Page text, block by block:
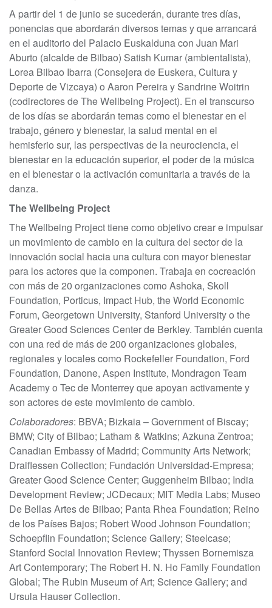
A partir del 1 de junio se sucederán, durante tres días,
ponencias que abordarán diversos temas y que arrancará
en el auditorio del Palacio Euskalduna con Juan Mari
Aburto (alcalde de Bilbao) Satish Kumar (ambientalista),
Lorea Bilbao Ibarra (Consejera de Euskera, Cultura y
Deporte de Vizcaya) o Aaron Pereira y Sandrine Woitrin
(codirectores de The Wellbeing Project). En el transcurso
de los días se abordarán temas como el bienestar en el
trabajo, género y bienestar, la salud mental en el
hemisferio sur, las perspectivas de la neurociencia, el
bienestar en la educación superior, el poder de la música
en el bienestar o la activación comunitaria a través de la
danza.
The Wellbeing Project
The Wellbeing Project tiene como objetivo crear e impulsar
un movimiento de cambio en la cultura del sector de la
innovación social hacia una cultura con mayor bienestar
para los actores que la componen. Trabaja en cocreación
con más de 20 organizaciones como Ashoka, Skoll
Foundation, Porticus, Impact Hub, the World Economic
Forum, Georgetown University, Stanford University o the
Greater Good Sciences Center de Berkley. También cuenta
con una red de más de 200 organizaciones globales,
regionales y locales como Rockefeller Foundation, Ford
Foundation, Danone, Aspen Institute, Mondragon Team
Academy o Tec de Monterrey que apoyan activamente y
son actores de este movimiento de cambio.
Colaboradores: BBVA; Bizkaia – Government of Biscay;
BMW; City of Bilbao; Latham & Watkins; Azkuna Zentroa;
Canadian Embassy of Madrid; Community Arts Network;
Draiflessen Collection; Fundación Universidad-Empresa;
Greater Good Science Center; Guggenheim Bilbao; India
Development Review; JCDecaux; MIT Media Labs; Museo
De Bellas Artes de Bilbao; Panta Rhea Foundation; Reino
de los Países Bajos; Robert Wood Johnson Foundation;
Schoepflin Foundation; Science Gallery; Steelcase;
Stanford Social Innovation Review; Thyssen Bornemisza
Art Contemporary; The Robert H. N. Ho Family Foundation
Global; The Rubin Museum of Art; Science Gallery; and
Ursula Hauser Collection.